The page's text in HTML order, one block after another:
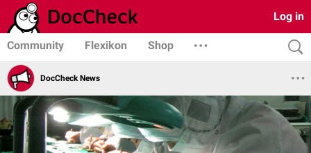
Log in
Community Flexikon Shop
DocCheck News